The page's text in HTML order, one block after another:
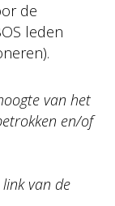
de
leden
van het
en/of
van de